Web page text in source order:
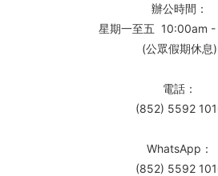
辦公時間：
星期一至五 10:00am
(公眾假期休息)
電話：
(852) 5592
WhatsApp：
(852) 5592